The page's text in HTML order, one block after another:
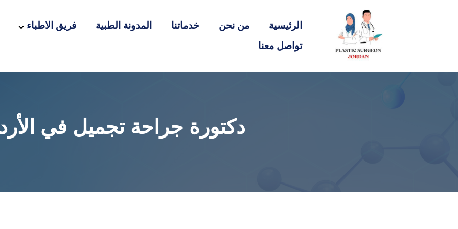
الرئيسية من نحن خدماتنا المدونة الطبية
فريق الاطباء
تواصل معنا
دكتورة جراحة تجميل في